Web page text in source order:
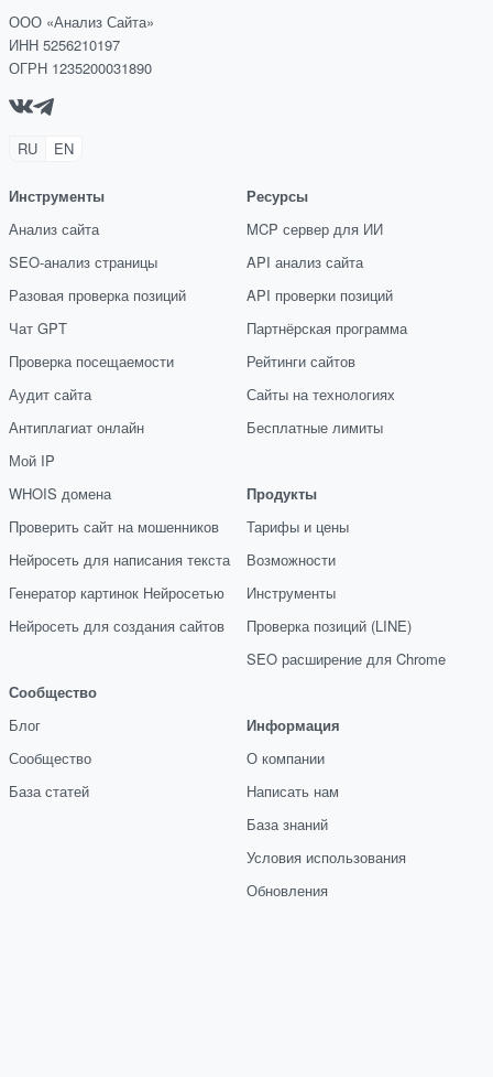
ООО «Анализ Сайта»
ИНН 5256210197
ОГРН 1235200031890
RU EN
Инструменты
Анализ сайта
SEO-анализ страницы
Разовая проверка позиций
Чат GPT
Проверка посещаемости
Аудит сайта
Антиплагиат онлайн
Мой IP
WHOIS домена
Проверить сайт на мошенников
Нейросеть для написания текста
Генератор картинок Нейросетью
Нейросеть для создания сайтов
Сообщество
Блог
Сообщество
База статей
Ресурсы
MCP сервер для ИИ
API анализ сайта
API проверки позиций
Партнёрская программа
Рейтинги сайтов
Сайты на технологиях
Бесплатные лимиты
Продукты
Тарифы и цены
Возможности
Инструменты
Проверка позиций (LINE)
SEO расширение для Chrome
Информация
О компании
Написать нам
База знаний
Условия использования
Обновления